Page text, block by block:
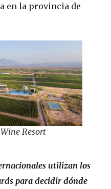
en la provincia de
Resort
utilizan los
para decidir dónde